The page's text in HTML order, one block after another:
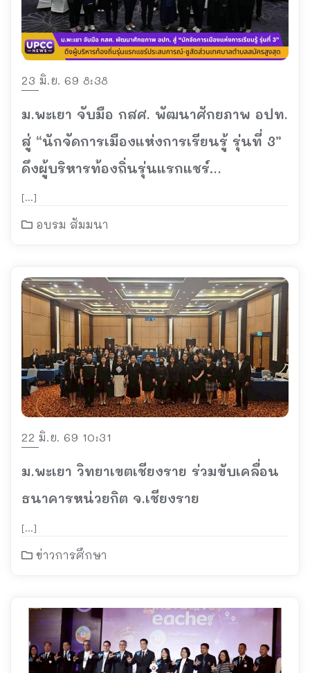
23 มิ.ย. 69 8:38
ม.พะเยา จับมือ กสศ. พัฒนาศักยภาพ อปท.
สู่ “นักจัดการเมืองแห่งการเรียนรู้ รุ่นที่ 3”
ดึงผู้บริหารท้องถิ่นรุ่นแรกแชร์
ประสบการณ์-ชูสัดส่วนเทศบาลตำบลสมัคร
สูงสุด
[…]
อบรม สัมมนา
22 มิ.ย. 69 10:31
ม.พะเยา วิทยาเขตเชียงราย ร่วมขับเคลื่อน
ธนาคารหน่วยกิต จ.เชียงราย
[…]
ข่าวการศึกษา